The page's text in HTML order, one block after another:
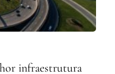
infraestrutura